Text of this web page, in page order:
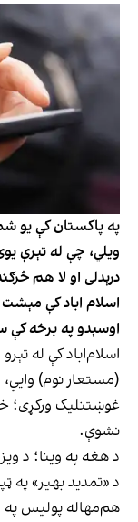
په پاکستان کې یو
ویلي، چې له تېرې
درېدلی او لا هم
اسلام اباد کې
اوسېدو په برخه کې
اسلام‌اباد کې له
غوښتنلیک ورکړی؛
نشوې.
د هغه په وینا؛ د
د «تمدید بهیر» په
هم‌مهاله پولیس په